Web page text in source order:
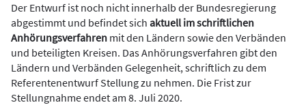
Der Entwurf ist noch nicht innerhalb der Bundesregierung
abgestimmt und befindet sich aktuell im schriftlichen
Anhörungsverfahren mit den Ländern sowie den Verbänden
und beteiligten Kreisen. Das Anhörungsverfahren gibt den
Ländern und Verbänden Gelegenheit, schriftlich zu dem
Referentenentwurf Stellung zu nehmen. Die Frist zur
Stellungnahme endet am 8. Juli 2020.